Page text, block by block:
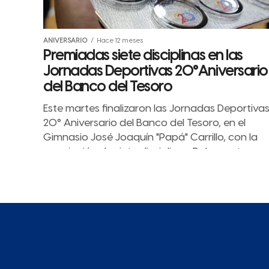
ANIVERSARIO Hace 12 meses
Premiadas siete disciplinas en las
Jornadas Deportivas 20°Aniversario
del Banco del Tesoro
Este martes finalizaron las Jornadas Deportivas
20° Aniversario del Banco del Tesoro, en el
Gimnasio José Joaquín "Papá" Carrillo, con la
premiación de siete disciplinas: Baloncesto,...